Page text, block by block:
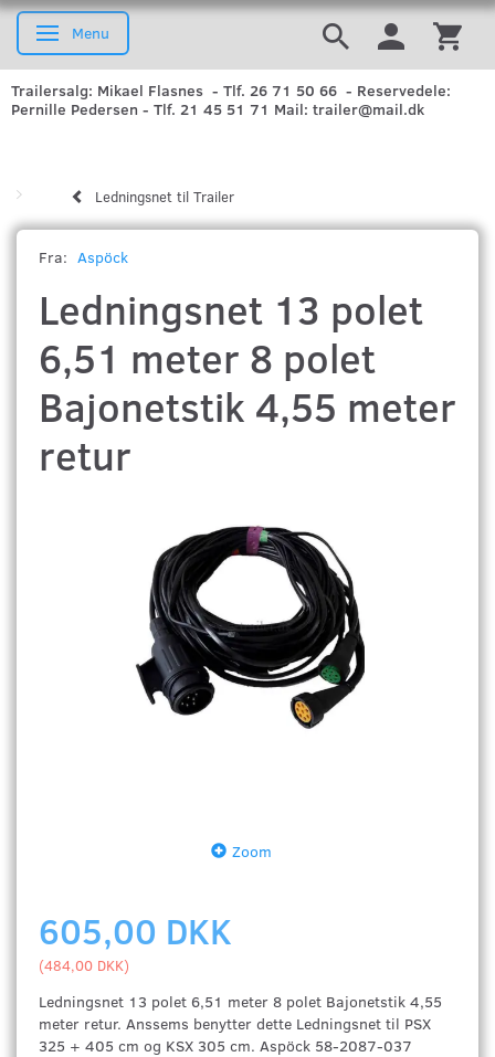
Skifte navigation
Menu
Trailersalg: Mikael Flasnes - Tlf. 26 71 50 66 - Reservedele:
Pernille Pedersen - Tlf. 21 45 51 71 Mail: trailer@mail.dk
Ledningsnet til Trailer
Fra: Aspöck
Ledningsnet 13 polet
6,51 meter 8 polet
Bajonetstik 4,55 meter
retur
Zoom
605,00 DKK
(484,00 DKK)
Ledningsnet 13 polet 6,51 meter 8 polet Bajonetstik 4,55
meter retur. Anssems benytter dette Ledningsnet til PSX
325 + 405 cm og KSX 305 cm. Aspöck 58-2087-037